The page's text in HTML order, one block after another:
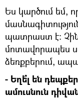
Ես կարծում եմ,
պատրաստ է:
մոտավորապես
ձեռքբերում,
- Եղե՞լ են
ամուսնուն